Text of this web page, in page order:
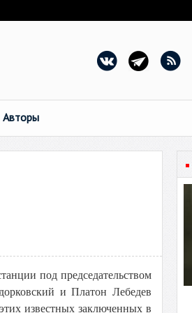
Авторы
под председательством
и Платон Лебедев
известных заключенных в